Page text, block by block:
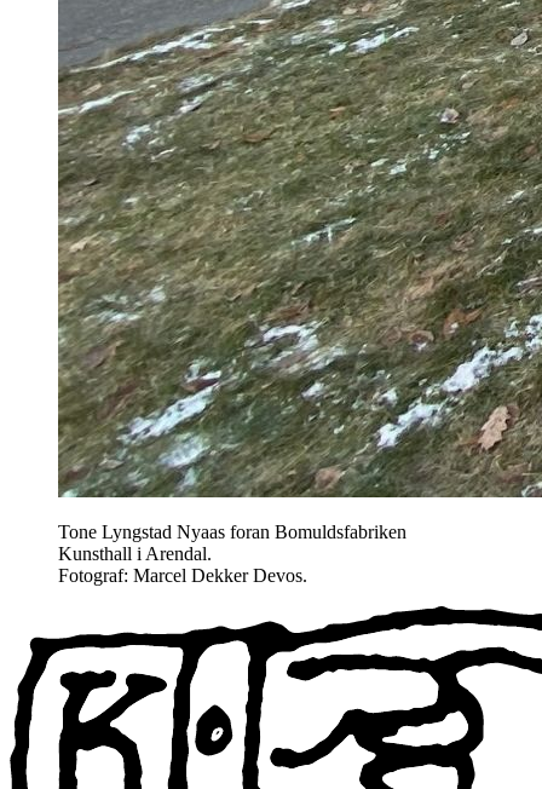
Tone Lyngstad Nyaas foran Bomuldsfabriken
Kunsthall i Arendal.
Fotograf: Marcel Dekker Devos.